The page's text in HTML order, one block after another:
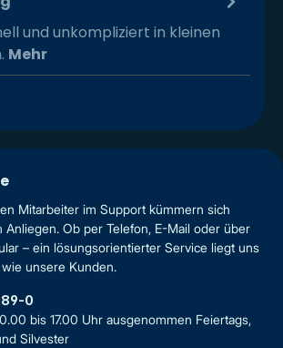
und unkompliziert in kleinen
Mehr
Mitarbeiter im Support kümmern sich
Anliegen. Ob per Telefon, E-Mail oder über
– ein lösungsorientierter Service liegt uns
unsere Kunden.
0
bis 17.00 Uhr ausgenommen Feiertags,
Silvester